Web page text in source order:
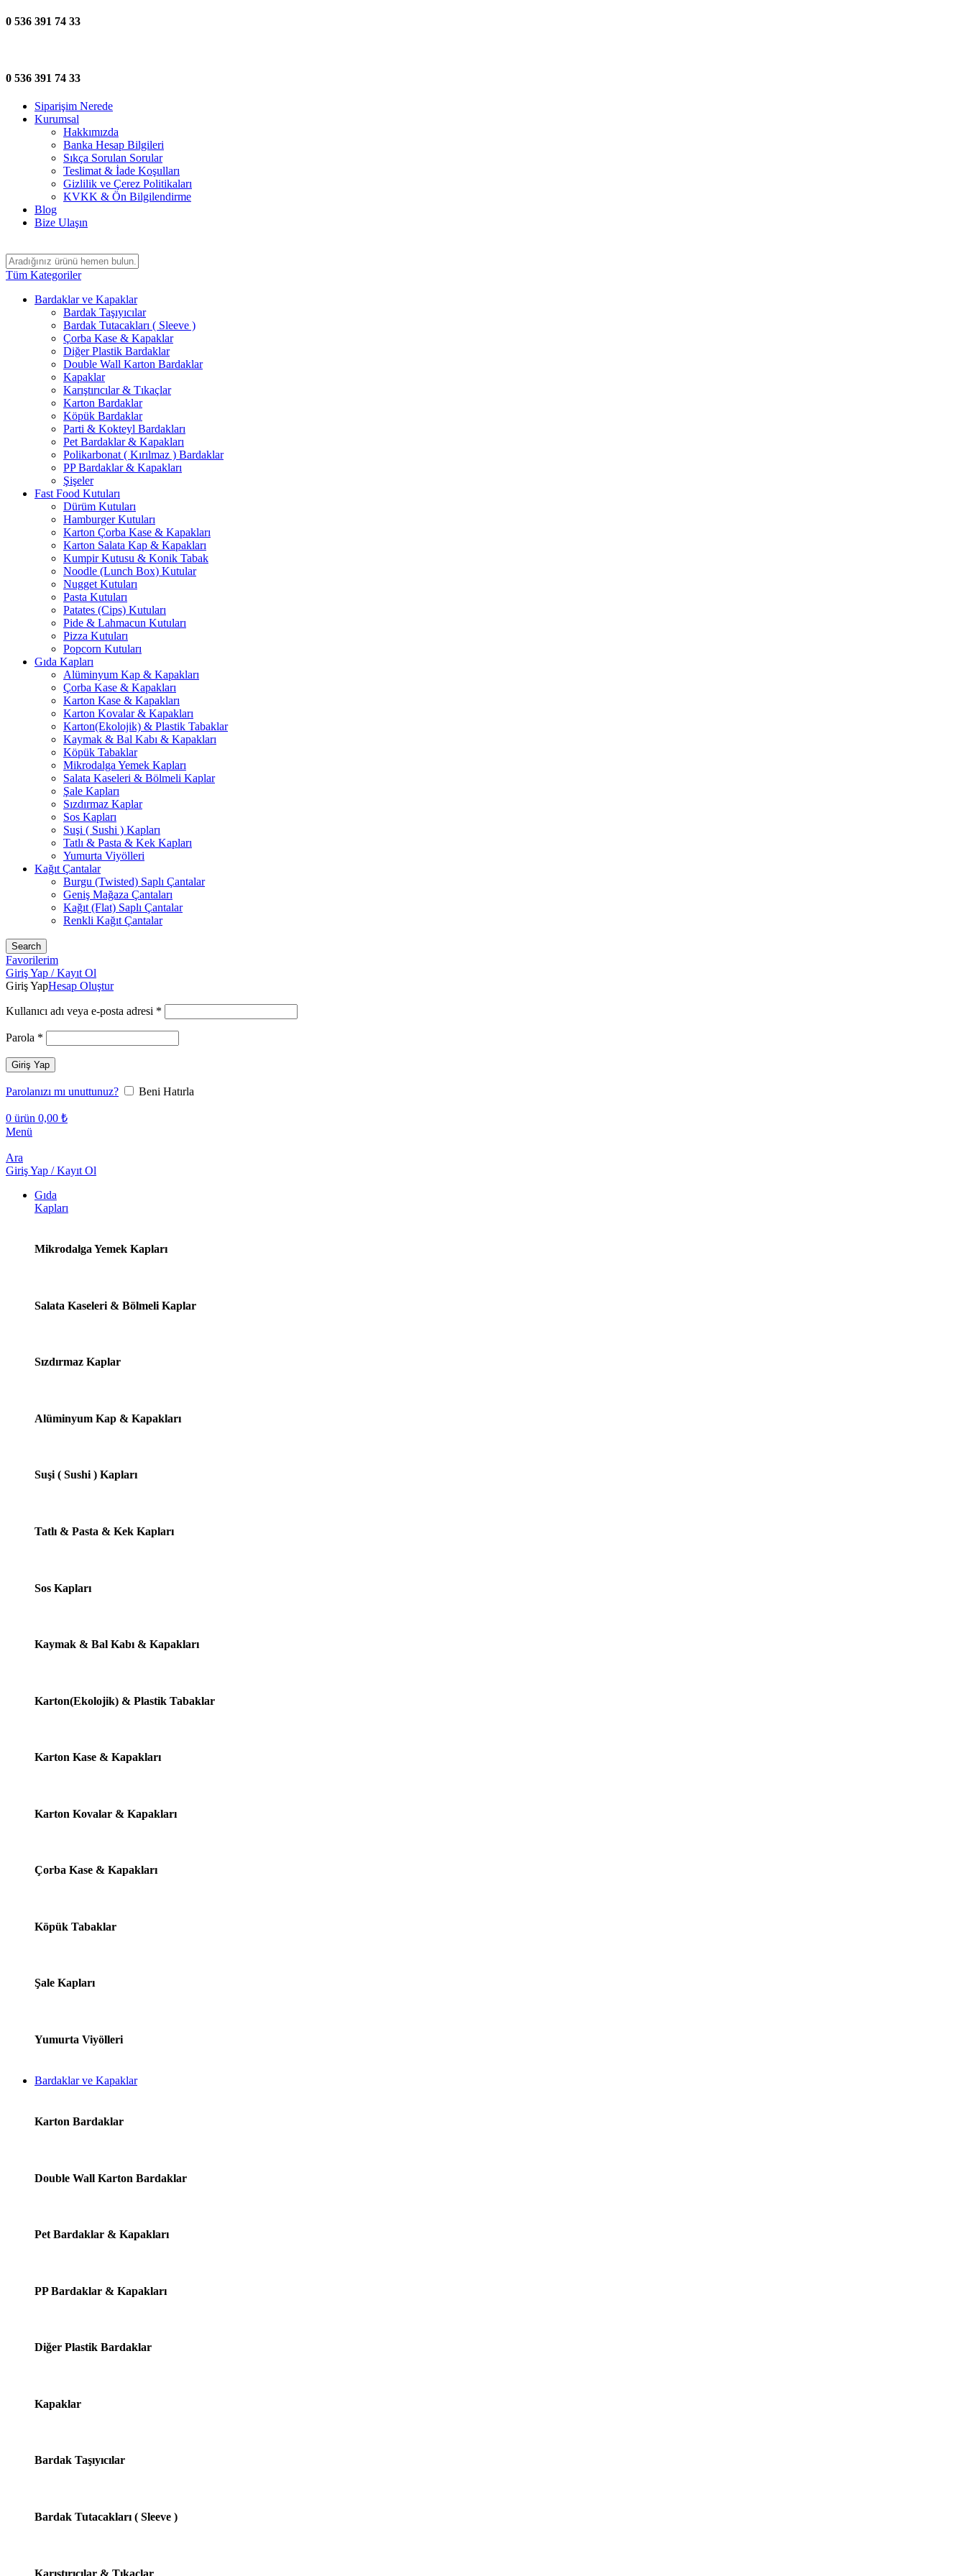
0 536 391 74 33
0 536 391 74 33
Siparişim Nerede
Kurumsal
Hakkımızda
Banka Hesap Bilgileri
Sıkça Sorulan Sorular
Teslimat & İade Koşulları
Gizlilik ve Çerez Politikaları
KVKK & Ön Bilgilendirme
Blog
Bize Ulaşın
Tüm Kategoriler
Bardaklar ve Kapaklar
Bardak Taşıyıcılar
Bardak Tutacakları ( Sleeve )
Çorba Kase & Kapaklar
Diğer Plastik Bardaklar
Double Wall Karton Bardaklar
Kapaklar
Karıştırıcılar & Tıkaçlar
Karton Bardaklar
Köpük Bardaklar
Parti & Kokteyl Bardakları
Pet Bardaklar & Kapakları
Polikarbonat ( Kırılmaz ) Bardaklar
PP Bardaklar & Kapakları
Şişeler
Fast Food Kutuları
Dürüm Kutuları
Hamburger Kutuları
Karton Çorba Kase & Kapakları
Karton Salata Kap & Kapakları
Kumpir Kutusu & Konik Tabak
Noodle (Lunch Box) Kutular
Nugget Kutuları
Pasta Kutuları
Patates (Cips) Kutuları
Pide & Lahmacun Kutuları
Pizza Kutuları
Popcorn Kutuları
Gıda Kapları
Alüminyum Kap & Kapakları
Çorba Kase & Kapakları
Karton Kase & Kapakları
Karton Kovalar & Kapakları
Karton(Ekolojik) & Plastik Tabaklar
Kaymak & Bal Kabı & Kapakları
Köpük Tabaklar
Mikrodalga Yemek Kapları
Salata Kaseleri & Bölmeli Kaplar
Şale Kapları
Sızdırmaz Kaplar
Sos Kapları
Suşi ( Sushi ) Kapları
Tatlı & Pasta & Kek Kapları
Yumurta Viyölleri
Kağıt Çantalar
Burgu (Twisted) Saplı Çantalar
Geniş Mağaza Çantaları
Kağıt (Flat) Saplı Çantalar
Renkli Kağıt Çantalar
Search
Favorilerim
Giriş Yap / Kayıt Ol
Giriş YapHesap Oluştur
Kullanıcı adı veya e-posta adresi *
Parola *
Giriş Yap
Parolanızı mı unuttunuz? Beni Hatırla
0 ürün 0,00 ₺
Menü
Ara
Giriş Yap / Kayıt Ol
Gıda
Kapları
Mikrodalga Yemek Kapları
Salata Kaseleri & Bölmeli Kaplar
Sızdırmaz Kaplar
Alüminyum Kap & Kapakları
Suşi ( Sushi ) Kapları
Tatlı & Pasta & Kek Kapları
Sos Kapları
Kaymak & Bal Kabı & Kapakları
Karton(Ekolojik) & Plastik Tabaklar
Karton Kase & Kapakları
Karton Kovalar & Kapakları
Çorba Kase & Kapakları
Köpük Tabaklar
Şale Kapları
Yumurta Viyölleri
Bardaklar ve Kapaklar
Karton Bardaklar
Double Wall Karton Bardaklar
Pet Bardaklar & Kapakları
PP Bardaklar & Kapakları
Diğer Plastik Bardaklar
Kapaklar
Bardak Taşıyıcılar
Bardak Tutacakları ( Sleeve )
Karıştırıcılar & Tıkaçlar